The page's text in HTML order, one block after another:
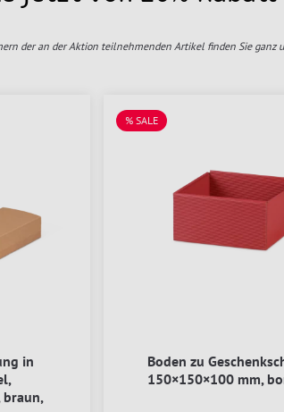
der an der Aktion teilnehmenden Artikel finden Sie ganz
in
braun,
% SALE
Boden zu
150×150×100 mm,